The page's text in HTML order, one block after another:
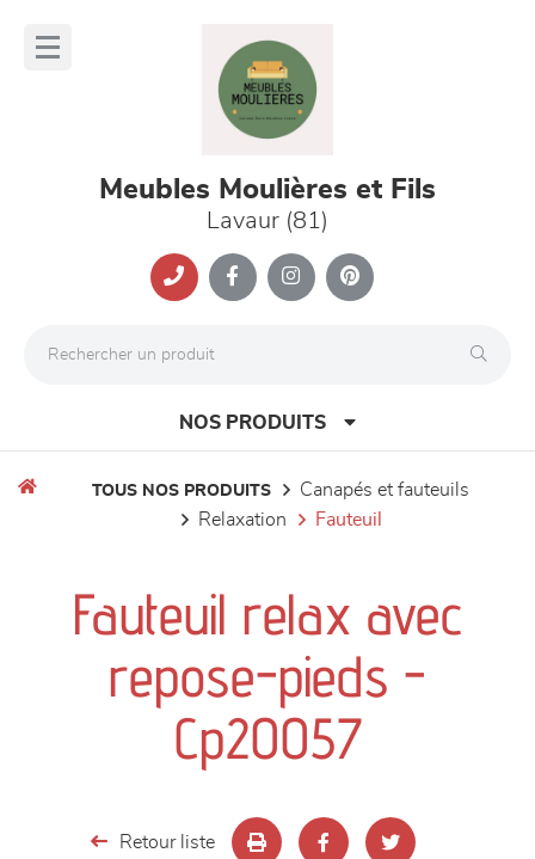
Meubles Moulières et Fils
Lavaur (81)
NOS PRODUITS
séjours
meubles de complément
chambres et dressing
TOUS NOS PRODUITS
canapés et fauteuils
relaxation
fauteuil
Fauteuil relax avec
repose-pieds -
Cp20057
Retour liste